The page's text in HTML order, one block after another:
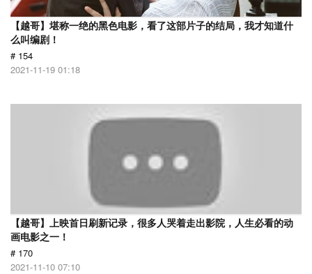
【越哥】堪称一绝的黑色电影，看了这部片子的结局，我才知道什
么叫编剧！
# 154
2021-11-19 01:18
【越哥】上映首日刷新记录，很多人哭着走出影院，人生必看的动
画电影之一！
# 170
2021-11-10 07:10